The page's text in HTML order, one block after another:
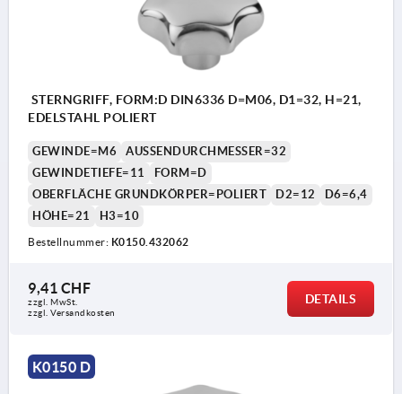
STERNGRIFF, FORM:D DIN6336 D=M06, D1=32, H=21,
EDELSTAHL POLIERT
GEWINDE=M6
AUSSENDURCHMESSER=32
GEWINDETIEFE=11
FORM=D
OBERFLÄCHE GRUNDKÖRPER=POLIERT
D2=12
D6=6,4
HÖHE=21
H3=10
Bestellnummer: K0150.432062
9,41 CHF
zzgl. MwSt.
zzgl. Versandkosten
DETAILS
K0150 D